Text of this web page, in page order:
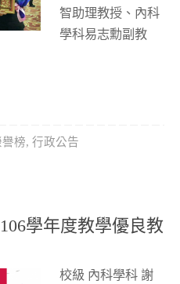
智助理教授、內科
學科易志勳副教
譽榜, 行政公告
學年度教學優良教
校級 內科學科 謝